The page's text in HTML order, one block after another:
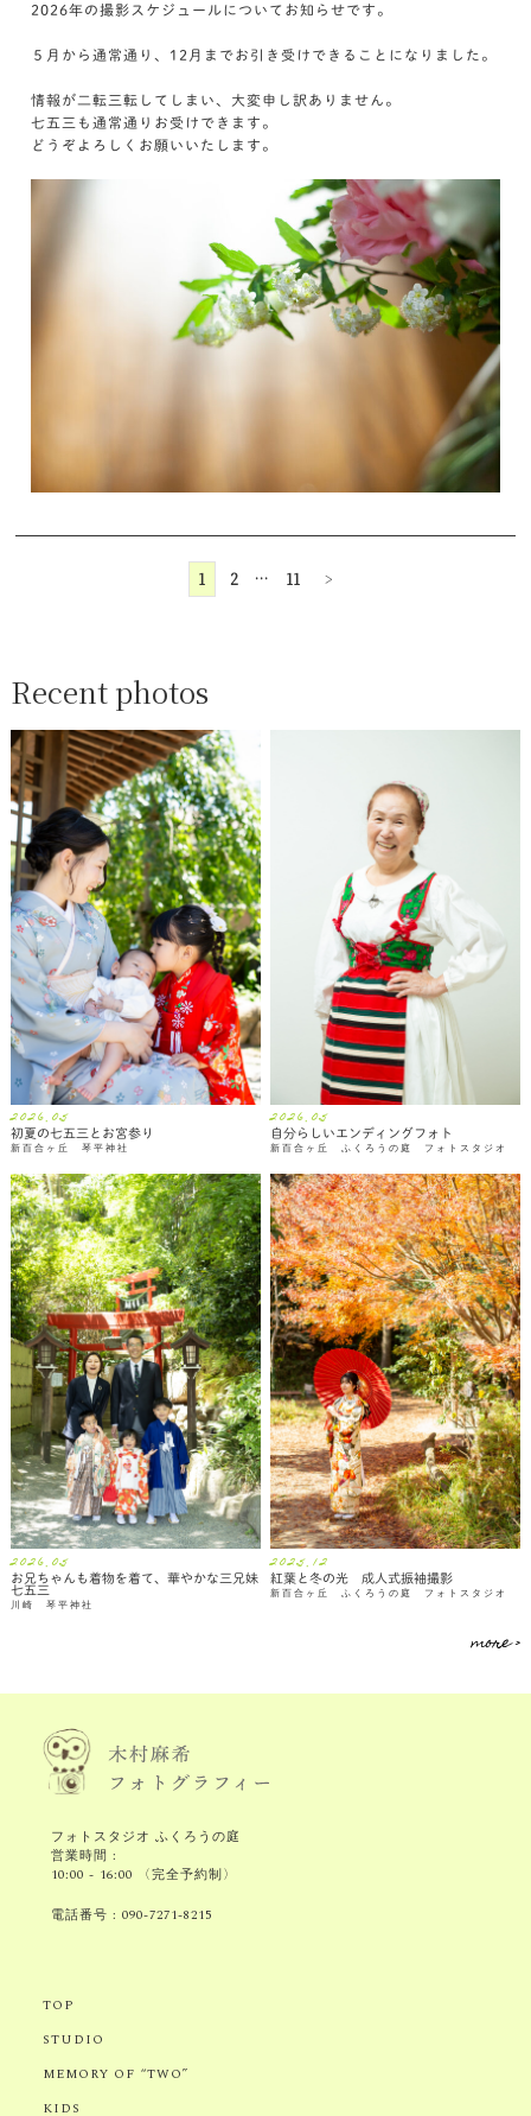
2026年の撮影スケジュールについてお知らせです。
５月から通常通り、12月までお引き受けできることになりました。
情報が二転三転してしまい、大変申し訳ありません。
七五三も通常通りお受けできます。
どうぞよろしくお願いいたします。
1 2 … 11 >
Recent photos
2026.05
初夏の七五三とお宮参り
新百合ヶ丘 琴平神社
2026.05
自分らしいエンディングフォト
新百合ヶ丘 ふくろうの庭 フォトスタジオ
2026.05
お兄ちゃんも着物を着て、華やかな三兄妹
七五三
川崎 琴平神社
2025.12
紅葉と冬の光 成人式振袖撮影
新百合ヶ丘 ふくろうの庭 フォトスタジオ
more >
フォトスタジオ ふくろうの庭
営業時間 :
10:00 - 16:00 〈完全予約制〉
電話番号 :090-7271-8215
TOP
STUDIO
MEMORY OF “TWO”
KIDS